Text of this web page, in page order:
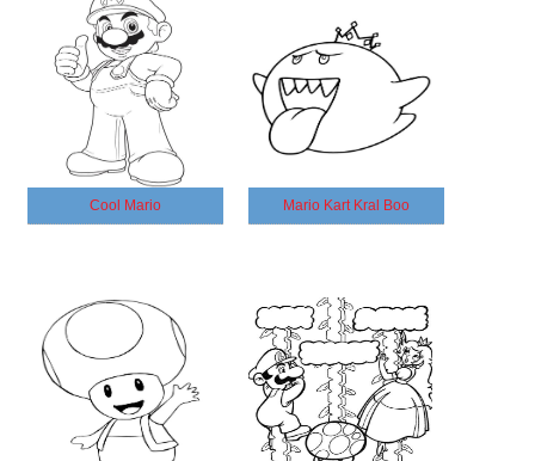
Cool Mario Mario Kart Kral Boo